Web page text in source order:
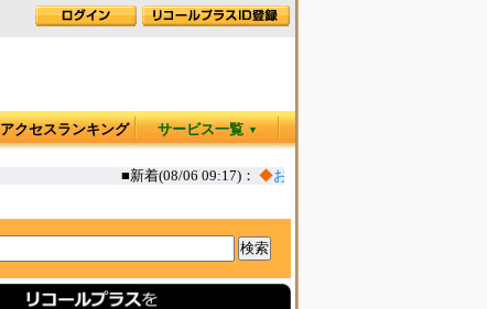
アクセスランキング サービス一覧 ▼
■新着(08/06 09:17)：◆お肉屋さんのコロッケ 一部(えび,